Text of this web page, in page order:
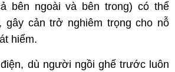
bên ngoài và bên trong) có thể
gây cản trở nghiêm trọng cho nỗ
hiểm.
dù người ngồi ghế trước luôn